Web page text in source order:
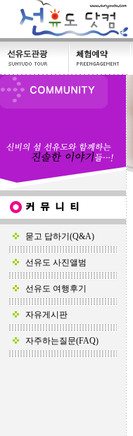
묻고 답하기(Q&A)
선유도 사진앨범
선유도 여행후기
자유게시판
자주하는질문(FAQ)